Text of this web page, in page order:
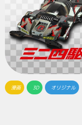
漫画 3D オリジナル